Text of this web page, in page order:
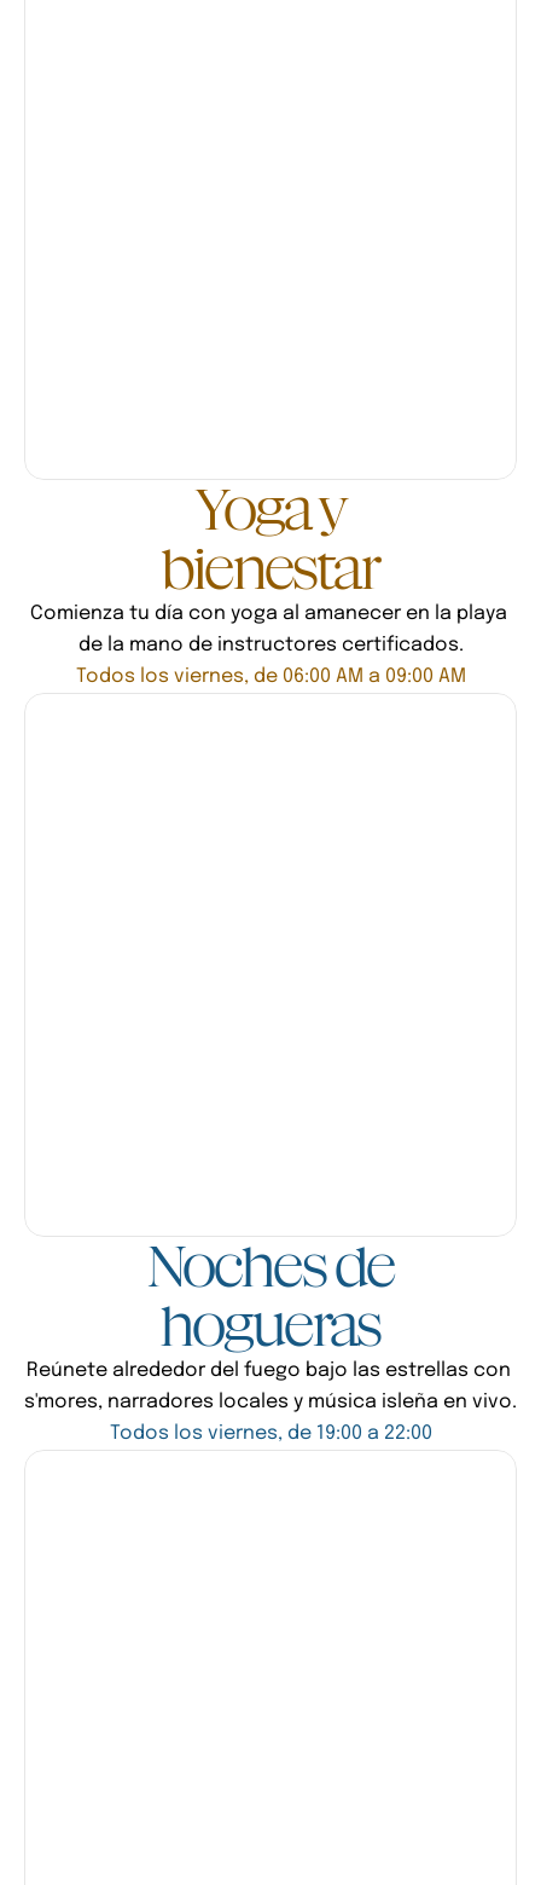
Yoga y
bienestar
Comienza tu día con yoga al amanecer en la playa
de la mano de instructores certificados.
Todos los viernes, de 06:00 AM a 09:00 AM
Noches de
hogueras
Reúnete alrededor del fuego bajo las estrellas con
s'mores, narradores locales y música isleña en vivo.
Todos los viernes, de 19:00 a 22:00